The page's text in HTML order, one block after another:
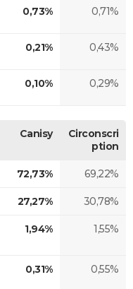
0,73% 0,71%
0,21% 0,43%
0,10% 0,29%
Canisy
Circonscri
ption
72,73% 69,22%
27,27% 30,78%
1,94% 1,55%
0,31% 0,55%